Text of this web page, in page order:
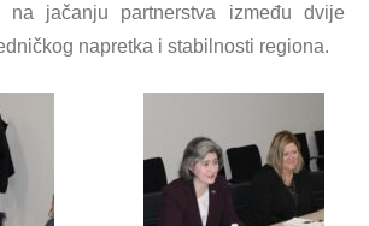
na jačanju partnerstva između dvije
napretka i stabilnosti regiona.